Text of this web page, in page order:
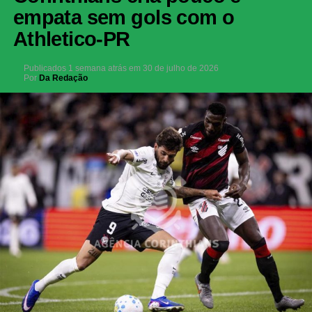
empata sem gols com o
Athletico-PR
Publicados 1 semana atrás em 30 de julho de 2026
Por Da Redação